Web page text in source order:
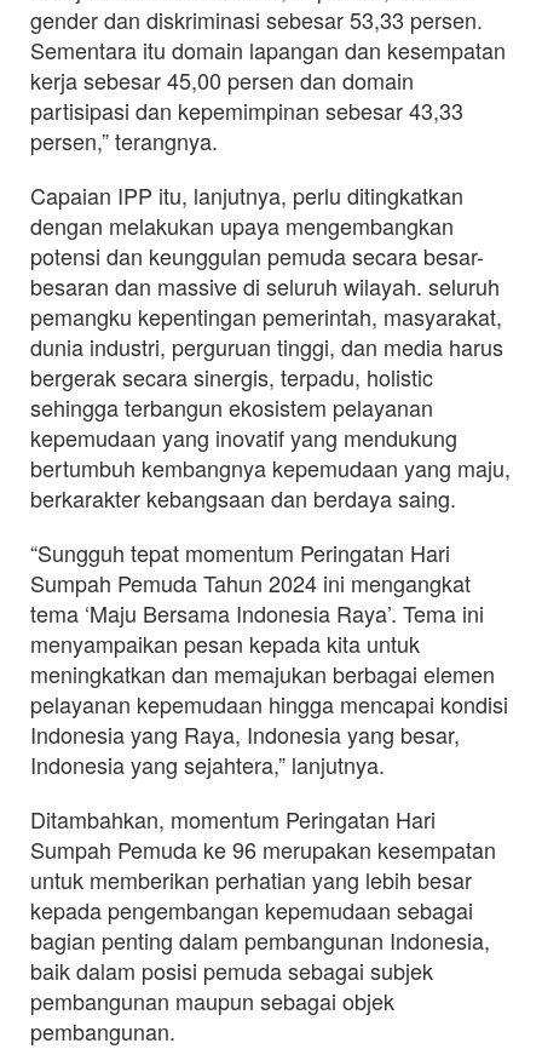
gender dan diskriminasi sebesar 53,33 persen.
Sementara itu domain lapangan dan kesempatan
kerja sebesar 45,00 persen dan domain
partisipasi dan kepemimpinan sebesar 43,33
persen,” terangnya.
Capaian IPP itu, lanjutnya, perlu ditingkatkan
dengan melakukan upaya mengembangkan
potensi dan keunggulan pemuda secara besar-
besaran dan massive di seluruh wilayah. seluruh
pemangku kepentingan pemerintah, masyarakat,
dunia industri, perguruan tinggi, dan media harus
bergerak secara sinergis, terpadu, holistic
sehingga terbangun ekosistem pelayanan
kepemudaan yang inovatif yang mendukung
bertumbuh kembangnya kepemudaan yang maju,
berkarakter kebangsaan dan berdaya saing.
“Sungguh tepat momentum Peringatan Hari
Sumpah Pemuda Tahun 2024 ini mengangkat
tema ‘Maju Bersama Indonesia Raya’. Tema ini
menyampaikan pesan kepada kita untuk
meningkatkan dan memajukan berbagai elemen
pelayanan kepemudaan hingga mencapai kondisi
Indonesia yang Raya, Indonesia yang besar,
Indonesia yang sejahtera,” lanjutnya.
Ditambahkan, momentum Peringatan Hari
Sumpah Pemuda ke 96 merupakan kesempatan
untuk memberikan perhatian yang lebih besar
kepada pengembangan kepemudaan sebagai
bagian penting dalam pembangunan Indonesia,
baik dalam posisi pemuda sebagai subjek
pembangunan maupun sebagai objek
pembangunan.